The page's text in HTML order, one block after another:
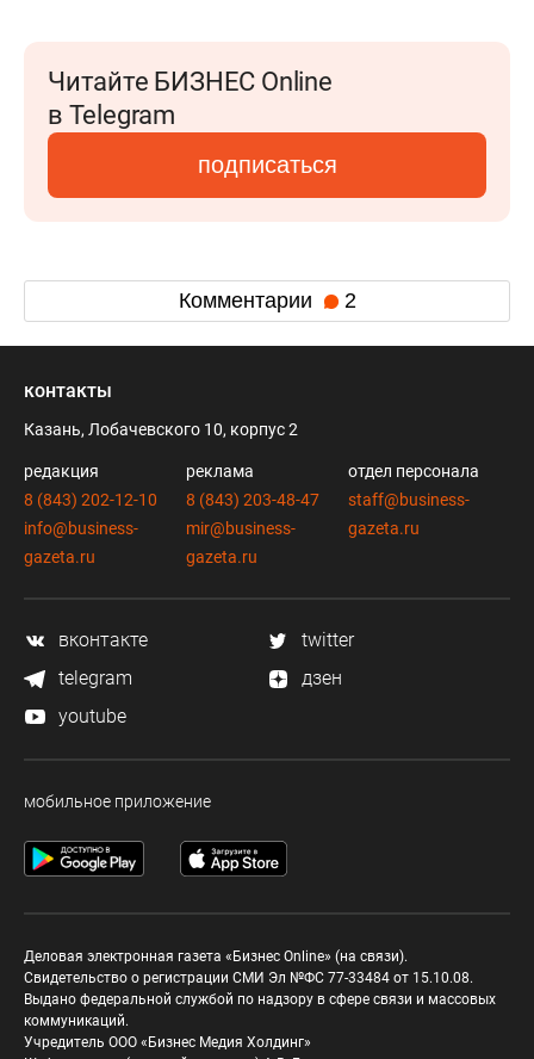
Читайте БИЗНЕС Online
в Telegram
подписаться
Комментарии 2
контакты
Казань, Лобачевского 10, корпус 2
редакция
8 (843) 202-12-10
info@business-
gazeta.ru
реклама
8 (843) 203-48-47
mir@business-
gazeta.ru
отдел персонала
staff@business-
gazeta.ru
вконтакте
twitter
telegram
дзен
youtube
мобильное приложение
Деловая электронная газета «Бизнес Online» (на связи).
Свидетельство о регистрации СМИ Эл №ФС 77-33484 от 15.10.08.
Выдано федеральной службой по надзору в сфере связи и массовых
коммуникаций.
Учредитель ООО «Бизнес Медия Холдинг»